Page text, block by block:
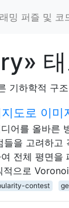
밍 퍼즐 및 코
태
기하학적 구
도로 이미
어를 올바른
들을 고려하고
전체 평면
적으로
contest